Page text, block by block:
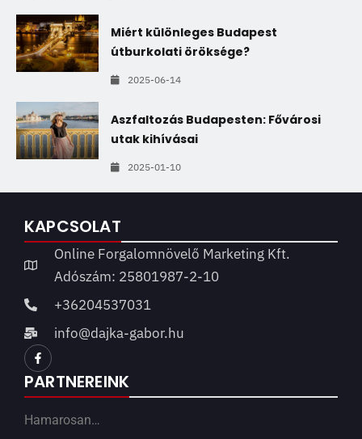
Miért különleges Budapest
útburkolati öröksége?
2025-06-14
Aszfaltozás Budapesten: Fővárosi
utak kihívásai
2025-01-10
KAPCSOLAT
Online Forgalomnövelő Marketing Kft.
Adószám: 25801987-2-10
+36204537031
info@dajka-gabor.hu
PARTNEREINK
Hamarosan…